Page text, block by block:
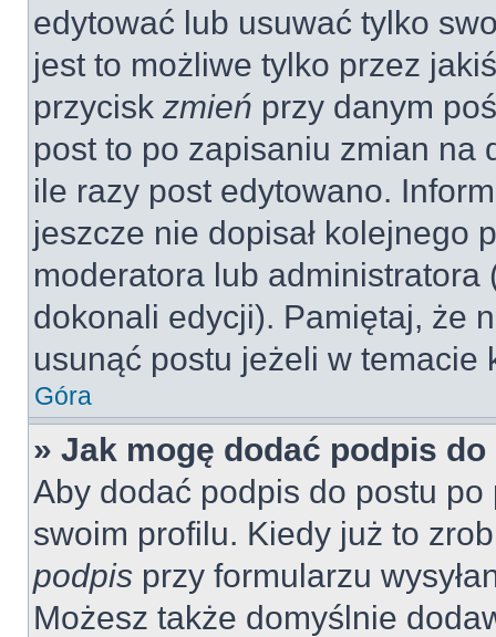
edytować lub usuwać tylko
jest to możliwe tylko przez
przycisk zmień przy danym
post to po zapisaniu zmian na
ile razy post edytowano.
jeszcze nie dopisał kolejnego
moderatora lub
dokonali edycji). Pamiętaj, że
usunąć postu jeżeli w temacie
Góra
» Jak mogę dodać podpis
Aby dodać podpis do postu
swoim profilu. Kiedy już to
podpis przy formularzu
Możesz także domyślnie